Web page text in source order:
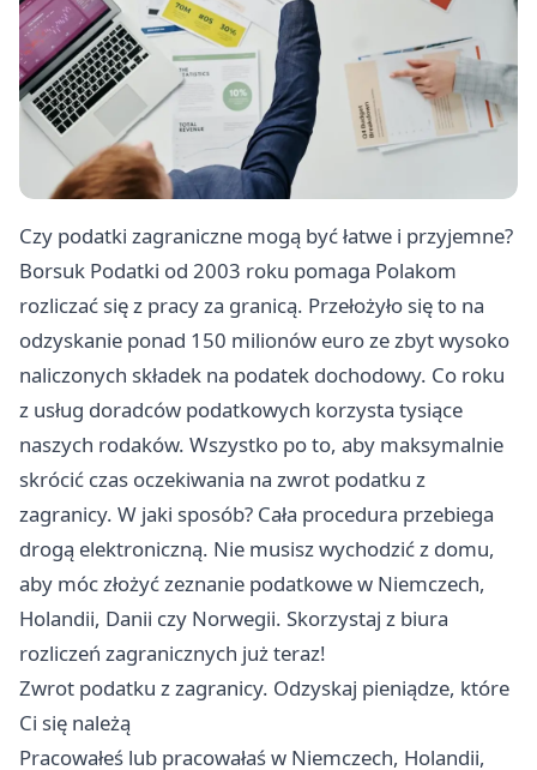
Czy podatki zagraniczne mogą być łatwe i przyjemne?
Borsuk Podatki od 2003 roku pomaga Polakom
rozliczać się z pracy za granicą. Przełożyło się to na
odzyskanie ponad 150 milionów euro ze zbyt wysoko
naliczonych składek na podatek dochodowy. Co roku
z usług doradców podatkowych korzysta tysiące
naszych rodaków. Wszystko po to, aby maksymalnie
skrócić czas oczekiwania na zwrot podatku z
zagranicy. W jaki sposób? Cała procedura przebiega
drogą elektroniczną. Nie musisz wychodzić z domu,
aby móc złożyć zeznanie podatkowe w Niemczech,
Holandii, Danii czy Norwegii. Skorzystaj z biura
rozliczeń zagranicznych już teraz!
Zwrot podatku z zagranicy. Odzyskaj pieniądze, które
Ci się należą
Pracowałeś lub pracowałaś w Niemczech, Holandii,